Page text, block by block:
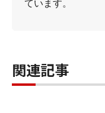
ています。
関連記事